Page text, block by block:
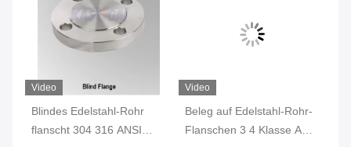
Video
Blindes Edelstahl-Rohr
flanscht 304 316 ANSI
Video
Beleg auf Edelstahl-Rohr-
Flanschen 3 4 Klasse ANSI